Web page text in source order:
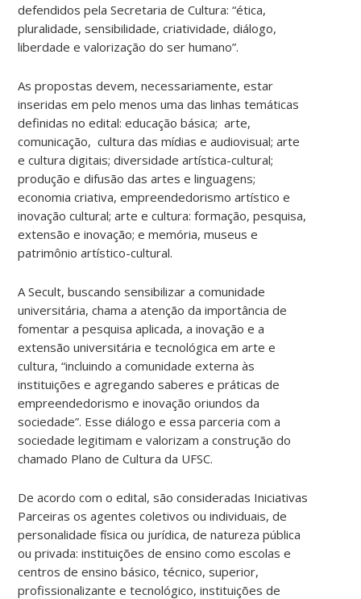
defendidos pela Secretaria de Cultura: “ética,
pluralidade, sensibilidade, criatividade, diálogo,
liberdade e valorização do ser humano”.
As propostas devem, necessariamente, estar
inseridas em pelo menos uma das linhas temáticas
definidas no edital: educação básica; arte,
comunicação, cultura das mídias e audiovisual; arte
e cultura digitais; diversidade artística-cultural;
produção e difusão das artes e linguagens;
economia criativa, empreendedorismo artístico e
inovação cultural; arte e cultura: formação, pesquisa,
extensão e inovação; e memória, museus e
patrimônio artístico-cultural.
A Secult, buscando sensibilizar a comunidade
universitária, chama a atenção da importância de
fomentar a pesquisa aplicada, a inovação e a
extensão universitária e tecnológica em arte e
cultura, “incluindo a comunidade externa às
instituições e agregando saberes e práticas de
empreendedorismo e inovação oriundos da
sociedade”. Esse diálogo e essa parceria com a
sociedade legitimam e valorizam a construção do
chamado Plano de Cultura da UFSC.
De acordo com o edital, são consideradas Iniciativas
Parceiras os agentes coletivos ou individuais, de
personalidade física ou jurídica, de natureza pública
ou privada: instituições de ensino como escolas e
centros de ensino básico, técnico, superior,
profissionalizante e tecnológico, instituições de